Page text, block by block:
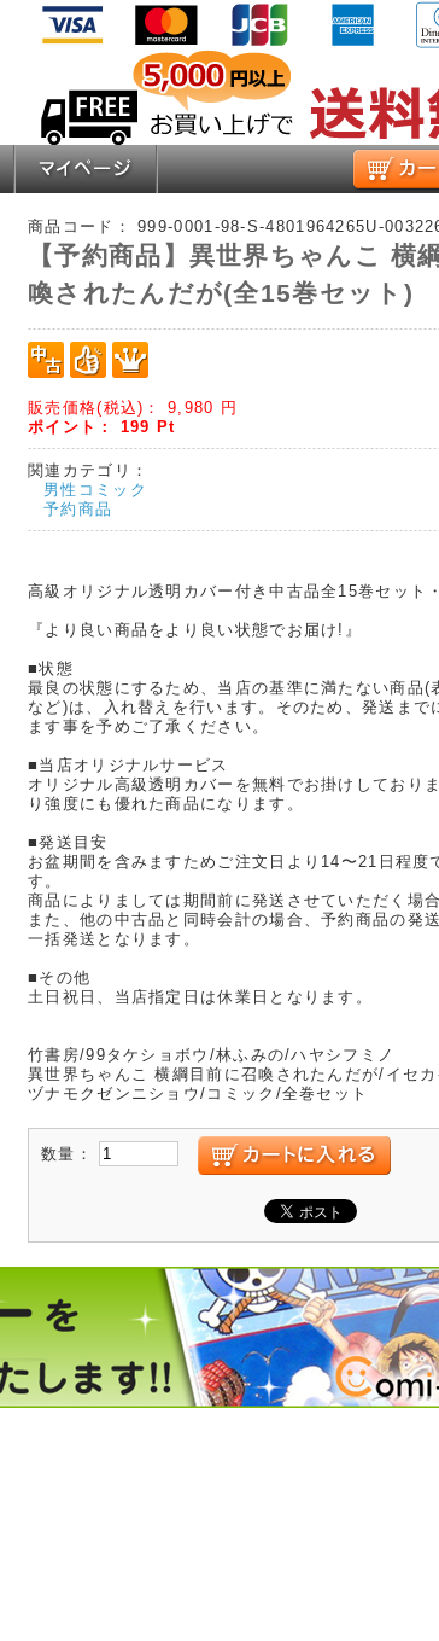
マイページ お
商品コード： 999-0001-98-S-4801964265U-
【予約商品】異世界ちゃんこ 横
喚されたんだが(全15巻セット)
販売価格(税込)： 9,980 円
ポイント： 199 Pt
関連カテゴリ：
男性コミック
予約商品
高級オリジナル透明カバー付き中古品全15巻セット
『より良い商品をより良い状態でお届け!』
■状態
最良の状態にするため、当店の基準に満たない商品(
など)は、入れ替えを行います。そのため、発送まで
ます事を予めご了承ください。
■当店オリジナルサービス
オリジナル高級透明カバーを無料でお掛けしており
り強度にも優れた商品になります。
■発送目安
お盆期間を含みますためご注文日より14〜21日程度
す。
商品によりましては期間前に発送させていただく場
また、他の中古品と同時会計の場合、予約商品の発
一括発送となります。
■その他
土日祝日、当店指定日は休業日となります。
竹書房/99タケショボウ/林ふみの/ハヤシフミノ
異世界ちゃんこ 横綱目前に召喚されたんだが/イセカ
ヅナモクゼンニショウ/コミック/全巻セット
数量：